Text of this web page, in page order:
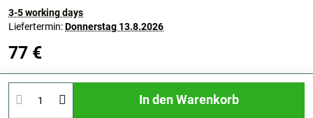
3-5 working days
Liefertermin:Donnerstag 13.8.2026
77 €
In den Warenkorb